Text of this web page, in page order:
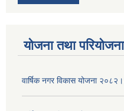
योजना तथा परियोजना
वार्षिक नगर विकास योजना